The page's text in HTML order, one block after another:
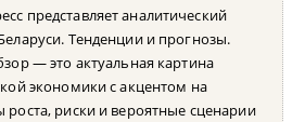
представляет аналитический
Тенденции и прогнозы.
— это актуальная картина
экономики с акцентом на
риски и вероятные сценарии